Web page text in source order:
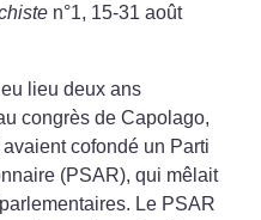
n°1, 15-31 août
lieu deux ans
congrès de Capolago,
cofondé un Parti
(PSAR), qui mêlait
Le PSAR